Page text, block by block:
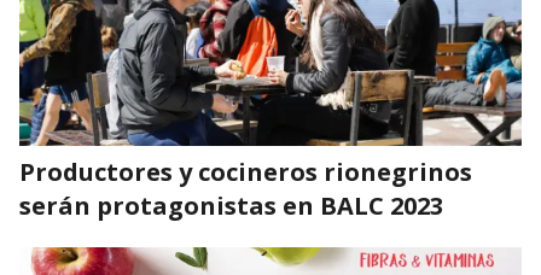
Productores y cocineros rionegrinos
serán protagonistas en BALC 2023